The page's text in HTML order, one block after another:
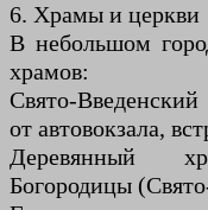
6. Храмы и церкви
В небольшом
храмов:
Свято-
от автовокзала,
Деревянный
Богородицы